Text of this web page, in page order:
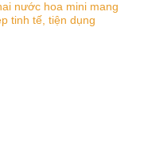
nước hoa mini mang
tinh tế, tiện dụng